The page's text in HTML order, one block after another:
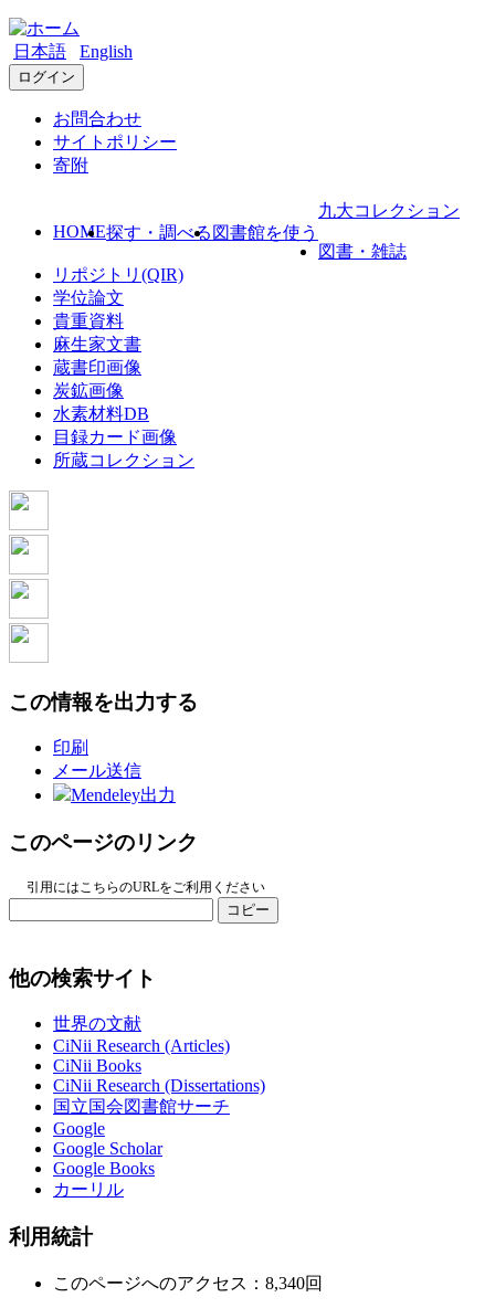
日本語 English
ログイン
お問合わせ
サイトポリシー
寄附
HOME探す・調べる 図書館を使う
九大コレクション
図書・雑誌
リポジトリ(QIR)
学位論文
貴重資料
麻生家文書
蔵書印画像
炭鉱画像
水素材料DB
目録カード画像
所蔵コレクション
この情報を出力する
印刷
メール送信
Mendeley出力
このページのリンク
引用にはこちらのURLをご利用ください
コピー
他の検索サイト
世界の文献
CiNii Research (Articles)
CiNii Books
CiNii Research (Dissertations)
国立国会図書館サーチ
Google
Google Scholar
Google Books
カーリル
利用統計
このページへのアクセス：8,340回